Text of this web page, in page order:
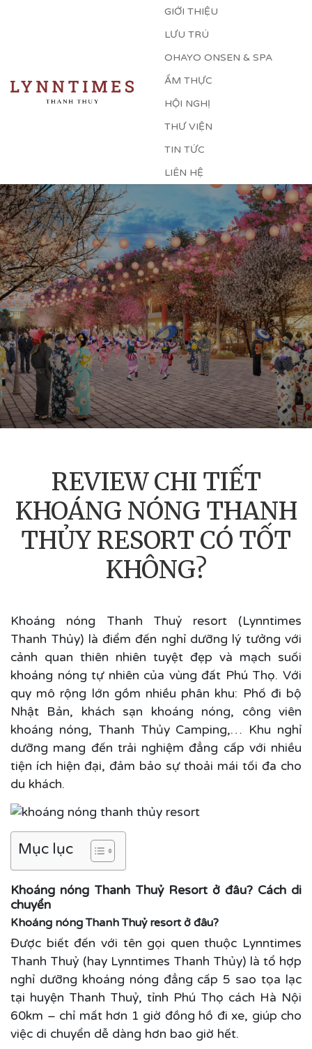
GIỚI THIỆU
LƯU TRÚ
OHAYO ONSEN & SPA
ẨM THỰC
HỘI NGHỊ
THƯ VIỆN
TIN TỨC
LIÊN HỆ
REVIEW CHI TIẾT
KHOÁNG NÓNG THANH
THỦY RESORT CÓ TỐT
KHÔNG?
Khoáng nóng Thanh Thuỷ resort (Lynntimes
Thanh Thủy) là điểm đến nghỉ dưỡng lý tưởng với
cảnh quan thiên nhiên tuyệt đẹp và mạch suối
khoáng nóng tự nhiên của vùng đất Phú Thọ. Với
quy mô rộng lớn gồm nhiều phân khu: Phố đi bộ
Nhật Bản, khách sạn khoáng nóng, công viên
khoáng nóng, Thanh Thủy Camping,… Khu nghỉ
dưỡng mang đến trải nghiệm đẳng cấp với nhiều
tiện ích hiện đại, đảm bảo sự thoải mái tối đa cho
du khách.
Mục lục
Khoáng nóng Thanh Thuỷ Resort ở đâu? Cách di
chuyển
Khoáng nóng Thanh Thuỷ resort ở đâu?
Được biết đến với tên gọi quen thuộc Lynntimes
Thanh Thuỷ (hay Lynntimes Thanh Thủy) là tổ hợp
nghỉ dưỡng khoáng nóng đẳng cấp 5 sao tọa lạc
tại huyện Thanh Thuỷ, tỉnh Phú Thọ cách Hà Nội
60km – chỉ mất hơn 1 giờ đồng hồ đi xe, giúp cho
việc di chuyển dễ dàng hơn bao giờ hết.